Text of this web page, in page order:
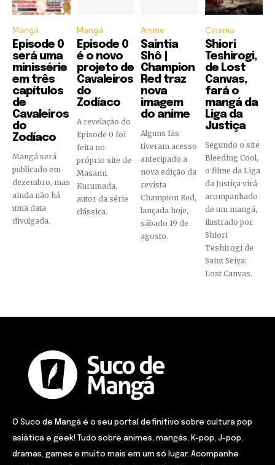
Mangá
Episode 0
será uma
minissérie
em três
capítulos
de
Cavaleiros
do
Zodíaco
Mangá será
publicado em
dezembro, mas
ainda não há
uma data
divulgada.
Mangá
Episode 0
é o novo
projeto de
Cavaleiros
do
Zodíaco
A revelação do
Episode 0 foi
feita no
próprio site de
Masami
Kurumada,
autor da série
clássica.
Anime
Saintia
Shô |
Champion
Red traz
nova
imagem
do anime
Alguns fãs
tiveram acesso
antecipado a
nova edição da
revista
Champion Red,
lançada hoje,
sábado 19 de
agosto.
Cinema
Shiori
Teshirogi,
de Lost
Canvas,
fará o
mangá da
Liga da
Justiça
Segundo o site
Bleeding Cool,
o filme da Liga
da Justiça virá
acompanhado
de um mangá,
ilustrado por
Shiori
Teshirogi de
Saint Seiya:
Lost Canvas.
O Suco de Mangá é o seu portal definitivo sobre cultura pop
asiática e geek! Tudo sobre animes, mangás, K-pop, J-pop,
dramas, games e muito mais em um só lugar. Acompanhe